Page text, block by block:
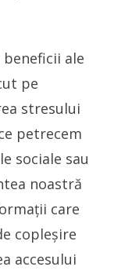
ale
pe
stresului
petrecem
sociale sau
noastră
care
copleșire
accesului